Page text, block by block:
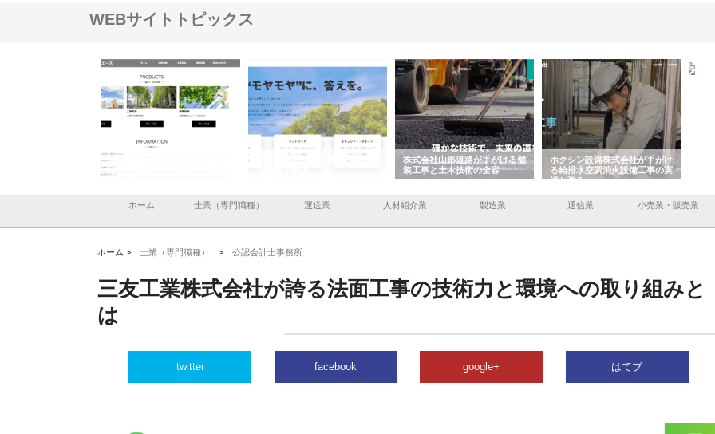
WEBサイトトピックス
みを徹底解説
株式会社山形道路が手がける舗
ホクシン設備株式会社が手がけ
る給排水空調消火設備工事の実
績と強み
株式会社東京シー・エム・シー
のGISインフラ管理システム導
入メリット
ホーム 士業（専門職種） 運送業 人材紹介業 製造業 通信業 小売業・販売業
ホーム > 士業（専門職種） > 公認会計士事務所
三友工業株式会社が誇る法面工事の技術力と環境への取り組みと
は
twitter facebook google+ はてブ